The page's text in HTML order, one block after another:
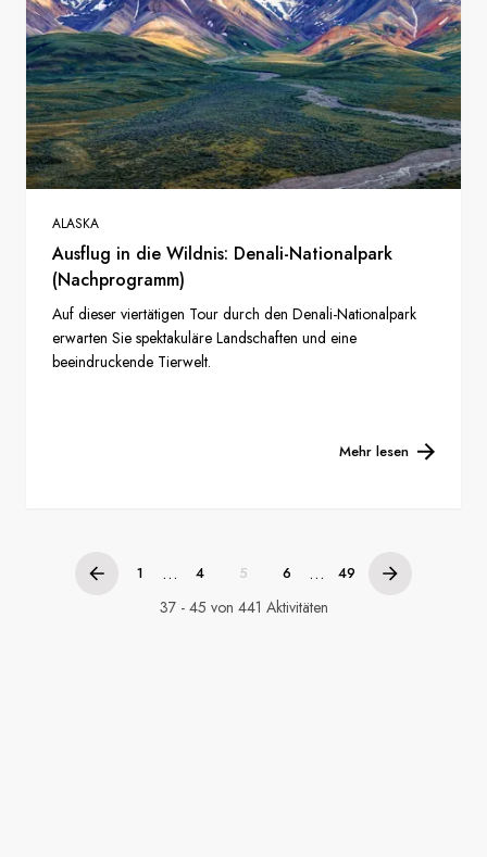
ALASKA
Ausflug in die Wildnis: Denali-Nationalpark
(Nachprogramm)
Auf dieser viertätigen Tour durch den Denali-Nationalpark
erwarten Sie spektakuläre Landschaften und eine
beeindruckende Tierwelt.
Mehr lesen
1 ... 4 5 6 ... 49
37 - 45 von 441 Aktivitäten